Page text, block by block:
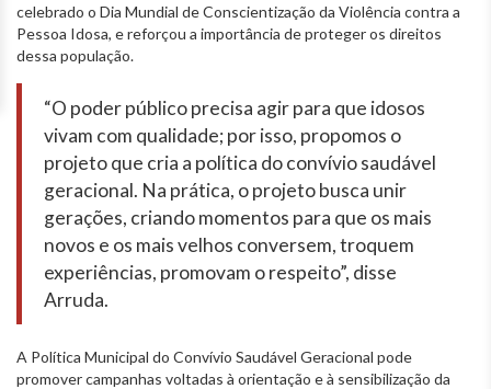
celebrado o Dia Mundial de Conscientização da Violência contra a
Pessoa Idosa, e reforçou a importância de proteger os direitos
dessa população.
“O poder público precisa agir para que idosos
vivam com qualidade; por isso, propomos o
projeto que cria a política do convívio saudável
geracional. Na prática, o projeto busca unir
gerações, criando momentos para que os mais
novos e os mais velhos conversem, troquem
experiências, promovam o respeito”, disse
Arruda.
A Política Municipal do Convívio Saudável Geracional pode
promover campanhas voltadas à orientação e à sensibilização da